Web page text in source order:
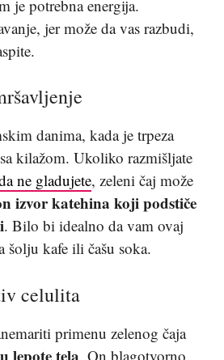
je potrebna energija.
jer može da vas razbudi,
danima, kada je trpeza
kilažom. Ukoliko razmišljate
ne gladujete, zeleni čaj može
izvor katehina koji podstiče
. Bilo bi idealno da vam ovaj
šolju kafe ili čašu soka.
celulita
primenu zelenog čaja
lepote tela . On blagotvorno